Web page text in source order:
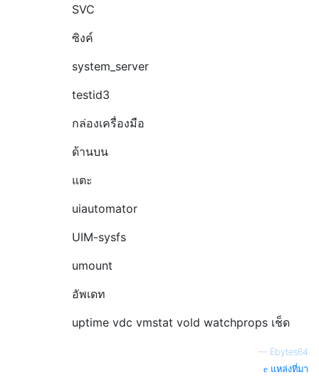
SVC
ซิงค์
system_server
testid3
กล่องเครื่องมือ
ด้านบน
แตะ
uiautomator
UIM-sysfs
umount
อัพเดท
uptime vdc vmstat vold watchprops เช็ด
— Ebytes64
แหล่งที่มา